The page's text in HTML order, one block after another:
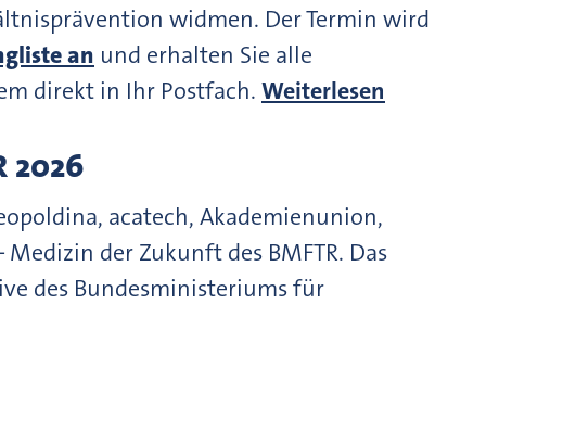
widmen. Der Termin wird
an und erhalten Sie alle
direkt in Ihr Postfach. Weiterlesen
2026
acatech, Akademienunion,
der Zukunft des BMFTR. Das
des Bundesministeriums für